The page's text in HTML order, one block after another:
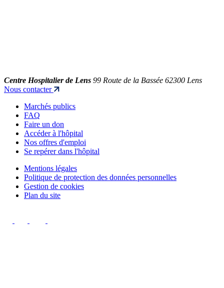
Centre Hospitalier de Lens 99 Route de la Bassée 62300 Lens
Nous contacter
Marchés publics
FAQ
Faire un don
Accéder à l'hôpital
Nos offres d'emploi
Se repérer dans l'hôpital
Mentions légales
Politique de protection des données personnelles
Gestion de cookies
Plan du site